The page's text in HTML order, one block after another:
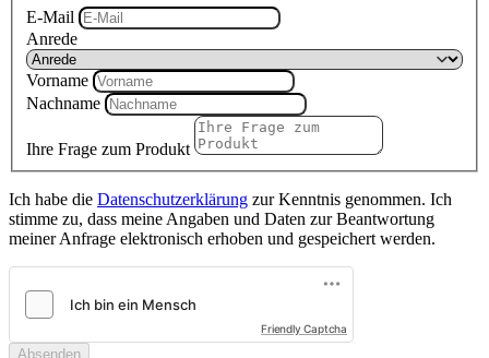
E-Mail
Anrede
Vorname
Nachname
Ihre Frage zum Produkt
Ich habe die Datenschutzerklärung zur Kenntnis genommen. Ich
stimme zu, dass meine Angaben und Daten zur Beantwortung
meiner Anfrage elektronisch erhoben und gespeichert werden.
Friendly Captcha
Absenden